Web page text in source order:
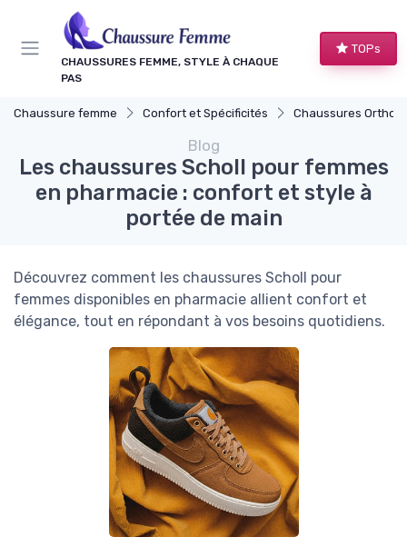
CHAUSSURES FEMME, STYLE À CHAQUE
PAS
TOPs
Chaussure femme Confort et Spécificités Chaussures
Blog
Les chaussures Scholl pour femmes
en pharmacie : confort et style à
portée de main
Découvrez comment les chaussures Scholl pour
femmes disponibles en pharmacie allient confort et
élégance, tout en répondant à vos besoins quotidiens.
Panneau de gestion des cookies